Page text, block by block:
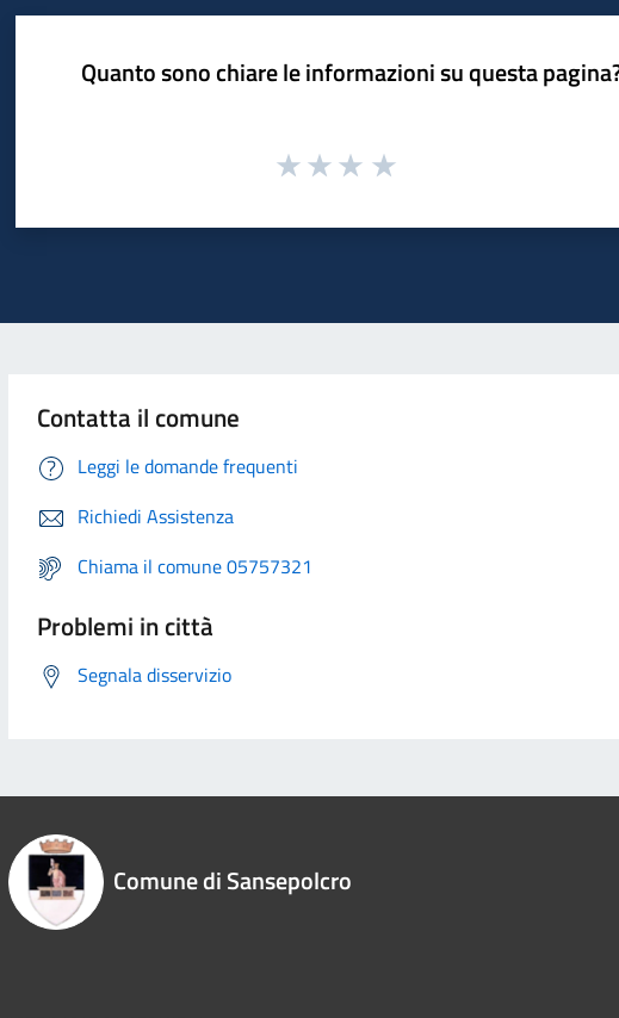
Quanto sono chiare le informazioni su questa
Contatta il comune
Leggi le domande frequenti
Richiedi Assistenza
Chiama il comune 05757321
Problemi in città
Segnala disservizio
Comune di Sansepolcro